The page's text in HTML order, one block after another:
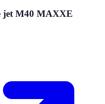
jet M40 MAXXE